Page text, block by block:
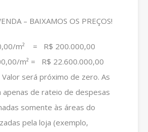
– BAIXAMOS OS PREÇOS!
m² = R$ 200.000,00
m² = R$ 22.600.000,00
Valor será próximo de zero. As
apenas de rateio de despesas
somente às áreas do
pela loja (exemplo,